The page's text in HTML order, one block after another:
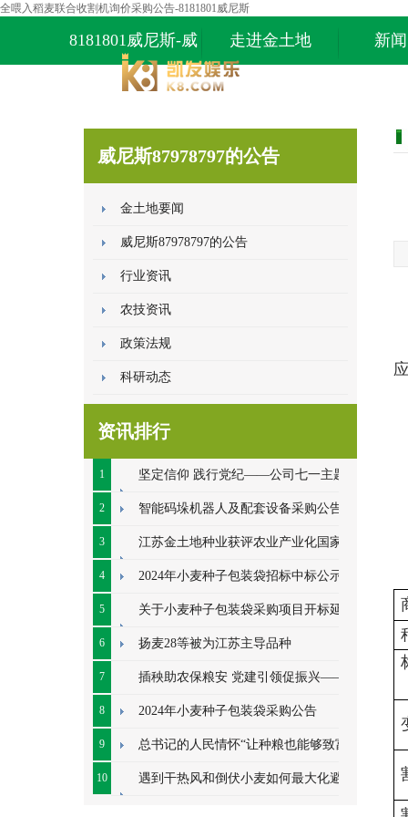
全喂入稻麦联合收割机询价采购公告-8181801威尼斯
8181801威尼斯-威
尼斯87978797
走进金土地 新
威尼斯87978797的公告
金土地要闻
威尼斯87978797的公告
行业资讯
农技资讯
政策法规
科研动态
资讯排行
1 坚定信仰 践行党纪——公司七一主题党
日系列活动顺利开展
2 智能码垛机器人及配套设备采购公告
3 江苏金土地种业获评农业产业化国家重
点龙头企业
4 2024年小麦种子包装袋招标中标公示
5 关于小麦种子包装袋采购项目开标延期
的公告
6 扬麦28等被为江苏主导品种
7 插秧助农保粮安 党建引领促振兴——七
里甸社区党总支、公司党支部联合开展插秧助
农耕
8 2024年小麦种子包装袋采购公告
9 总书记的人民情怀“让种粮也能够致富”
10 遇到干热风和倒伏小麦如何最大化避免